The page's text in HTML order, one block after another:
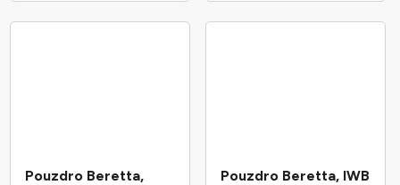
Pouzdro Beretta,
Pouzdro Beretta, IWB